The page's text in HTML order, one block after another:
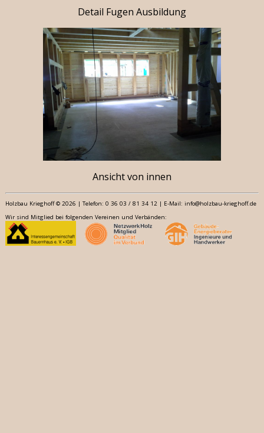
Detail Fugen Ausbildung
Ansicht von innen
Holzbau Krieghoff © 2026 | Telefon: 0 36 03 / 81 34 12 | E-Mail: info@holzbau-krieghoff.de
Wir sind Mitglied bei folgenden Vereinen und Verbänden: